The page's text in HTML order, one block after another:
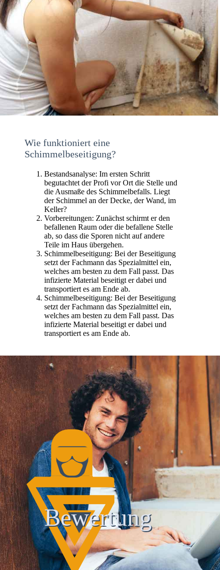
Wie funktioniert eine
Schimmelbeseitigung?
Bestandsanalyse: Im ersten Schritt
begutachtet der Profi vor Ort die Stelle und
die Ausmaße des Schimmelbefalls. Liegt
der Schimmel an der Decke, der Wand, im
Keller?
Vorbereitungen: Zunächst schirmt er den
befallenen Raum oder die befallene Stelle
ab, so dass die Sporen nicht auf andere
Teile im Haus übergehen.
Schimmelbeseitigung: Bei der Beseitigung
setzt der Fachmann das Spezialmittel ein,
welches am besten zu dem Fall passt. Das
infizierte Material beseitigt er dabei und
transportiert es am Ende ab.
Schimmelbeseitigung: Bei der Beseitigung
setzt der Fachmann das Spezialmittel ein,
welches am besten zu dem Fall passt. Das
infizierte Material beseitigt er dabei und
transportiert es am Ende ab.
Bewertung